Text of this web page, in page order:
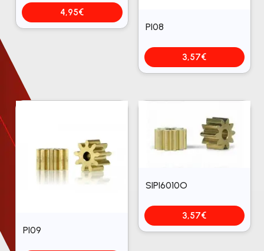
4,95€
PI08
3,57€
PI09
SIPI6010O
3,57€